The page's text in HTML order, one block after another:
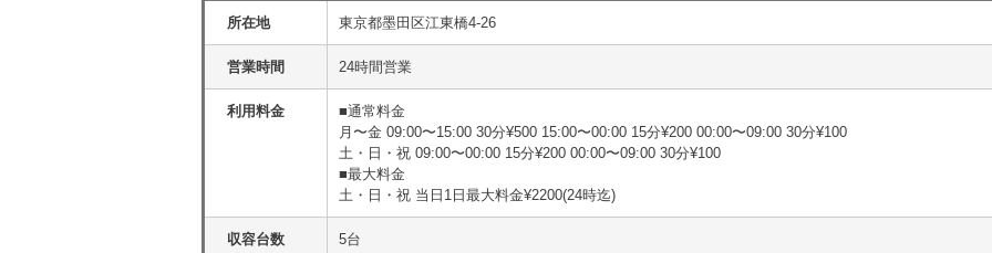
所在地 東京都墨田区江東橋4-26
営業時間 24時間営業
利用料金
■通常料金
月〜金 09:00〜15:00 30分¥500 15:00〜00:00 15分¥200 00:00〜09:00 30分¥100
土・日・祝 09:00〜00:00 15分¥200 00:00〜09:00 30分¥100
■最大料金
土・日・祝 当日1日最大料金¥2200(24時迄)
収容台数 5台